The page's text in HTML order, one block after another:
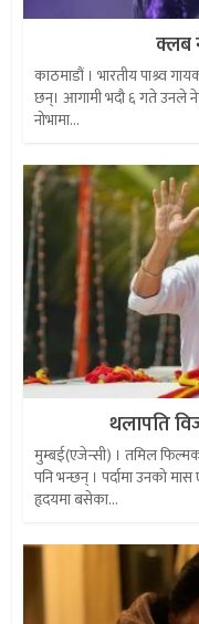
क्लब
काठमाडौं । भारतीय पाश्र्व
छन्। आगामी भदौ ६ गते उनले
नोभामा...
थलापति
मुम्बई(एजेन्सी) । तमिल
पनि भन्छन् । पर्दामा उनको
हृदयमा बसेका...